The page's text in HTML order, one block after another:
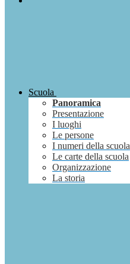
Scuola
Panoramica
Presentazione
I luoghi
Le persone
I numeri della scuola
Le carte della scuola
Organizzazione
La storia